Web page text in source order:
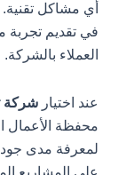
أي مشاكل تقنية.
في تقديم تجربة
العملاء بالشركة.
عند اختيارشركة
محفظة الأعمال
لمعرفة مدى جودة